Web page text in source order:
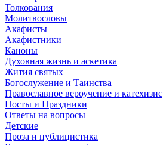
Толкования
Молитвословы
Акафисты
Акафистники
Каноны
Духовная жизнь и аскетика
Жития святых
Богослужение и Таинства
Православное вероучение и катехизис
Посты и Праздники
Ответы на вопросы
Детские
Проза и публицистика